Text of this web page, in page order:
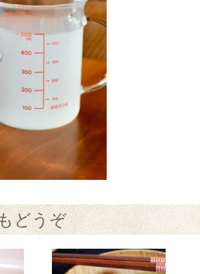
どうぞ